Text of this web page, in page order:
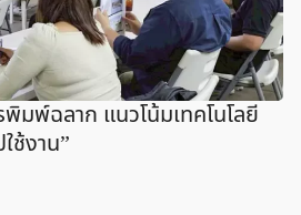
พิมพ์ฉลาก แนวโน้มเทคโนโลยี
ช้งาน”